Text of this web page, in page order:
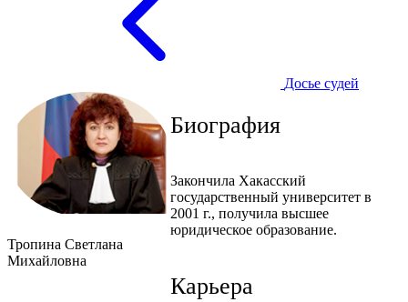
Досье судей
Тропина Светлана
Михайловна
Биография
Закончила Хакасский
государственный университет в
2001 г., получила высшее
юридическое образование.
Карьера